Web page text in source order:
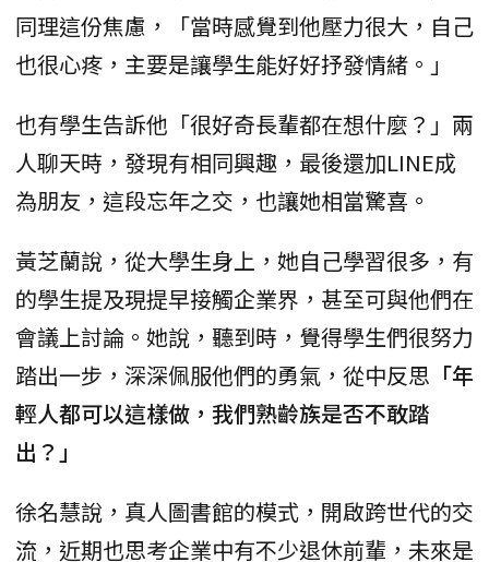
同理這份焦慮，「當時感覺到他壓力很大，自己
也很心疼，主要是讓學生能好好抒發情緒。」
也有學生告訴他「很好奇長輩都在想什麼？」兩
人聊天時，發現有相同興趣，最後還加LINE成
為朋友，這段忘年之交，也讓她相當驚喜。
黃芝蘭說，從大學生身上，她自己學習很多，有
的學生提及現提早接觸企業界，甚至可與他們在
會議上討論。她說，聽到時，覺得學生們很努力
踏出一步，深深佩服他們的勇氣，從中反思 「年
輕人都可以這樣做，我們熟齡族是否不敢踏
出？」
徐名慧說，真人圖書館的模式，開啟跨世代的交
流，近期也思考企業中有不少退休前輩，未來是